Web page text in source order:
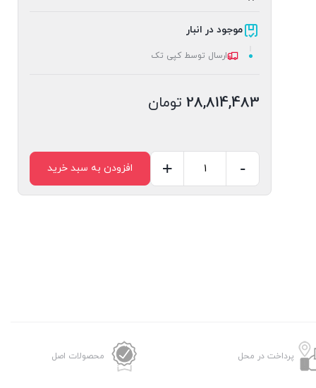
موجود در انبار
ارسال توسط کپی تک
28,814,483 تومان
فرمتر
-
+ افزودن به سبد خرید
پرداخت در محل محصولات اصل